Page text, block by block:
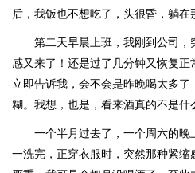
后，我饭也不想吃了，头很昏，躺在
第二天早晨上班，我刚到公司
感又来了！还是过了几分钟又恢复
立即告诉我，会不会是昨晚喝太多
糊。我想，也是，看来酒真的不是什
一个半月过去了，一个周六的晚
一洗完，正穿衣服时，突然那种紧